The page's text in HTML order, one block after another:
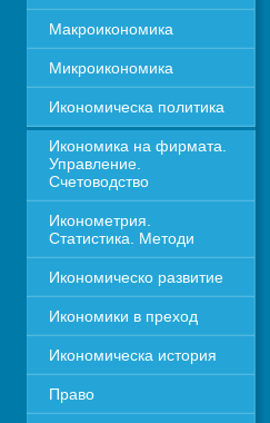
Макроикономика
Микроикономика
Икономическа политика
Икономика на фирмата.
Управление.
Счетоводство
Иконометрия.
Статистика. Методи
Икономическо развитие
Икономики в преход
Икономическа история
Право